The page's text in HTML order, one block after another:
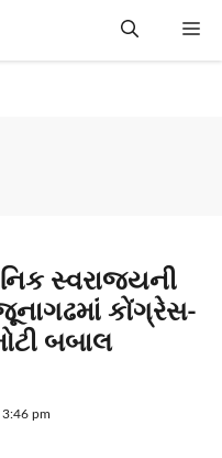
સ્વરાજ્યની
કોંગ્રેસ-
બબાલ
pm